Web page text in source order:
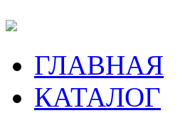
ГЛАВНАЯ
КАТАЛОГ